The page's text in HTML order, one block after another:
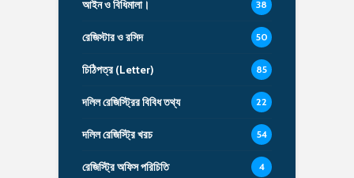
আইন ও বিধিমালা। 38
রেজিস্টার ও রসিদ 50
চিঠিপত্র (Letter) 85
দলিল রেজিস্ট্রির বিবিধ তথ্য 22
দলিল রেজিস্ট্রি খরচ 54
রেজিস্ট্রি অফিস পরিচিতি 4